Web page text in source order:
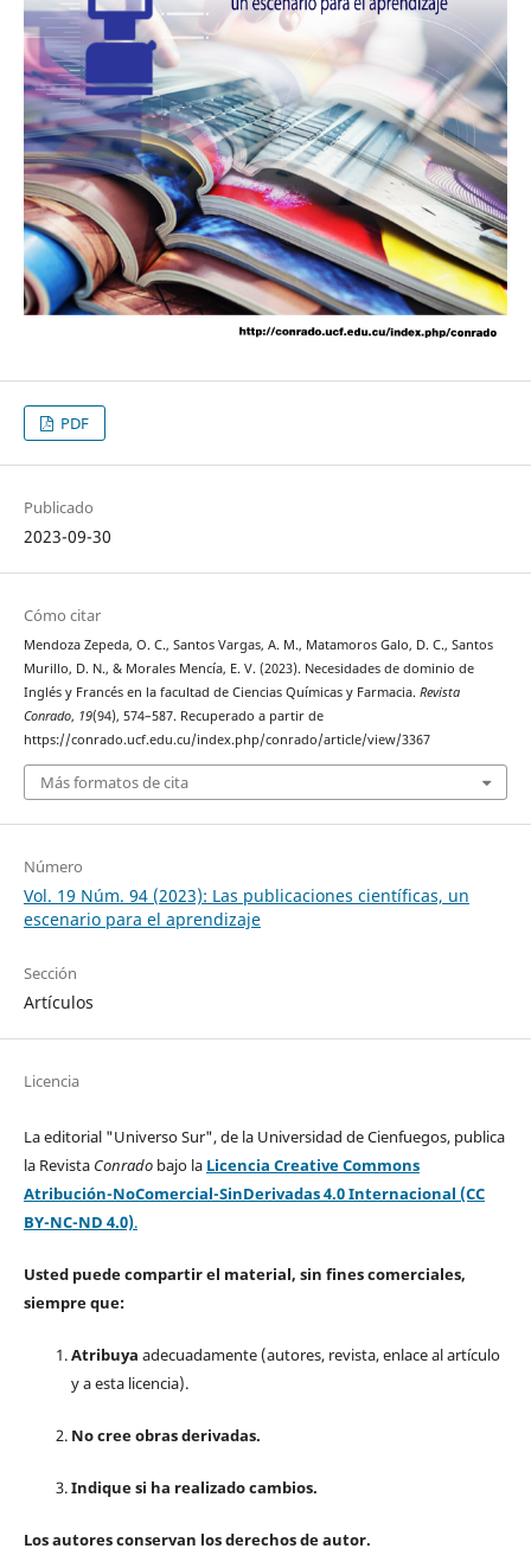
PDF
Publicado
2023-09-30
Cómo citar
Mendoza Zepeda, O. C., Santos Vargas, A. M., Matamoros Galo, D. C., Santos
Murillo, D. N., & Morales Mencía, E. V. (2023). Necesidades de dominio de
Inglés y Francés en la facultad de Ciencias Químicas y Farmacia. Revista
Conrado, 19(94), 574–587. Recuperado a partir de
https://conrado.ucf.edu.cu/index.php/conrado/article/view/3367
Más formatos de cita
Número
Vol. 19 Núm. 94 (2023): Las publicaciones científicas, un
escenario para el aprendizaje
Sección
Artículos
Licencia
La editorial "Universo Sur", de la Universidad de Cienfuegos, publica
la Revista Conradobajo la Licencia Creative Commons
Atribución-NoComercial-SinDerivadas 4.0 Internacional (CC
BY-NC-ND 4.0).
Usted puede compartir el material, sin fines comerciales,
siempre que:
Atribuya adecuadamente (autores, revista, enlace al artículo
y a esta licencia).
No cree obras derivadas.
Indique si ha realizado cambios.
Los autores conservan los derechos de autor.